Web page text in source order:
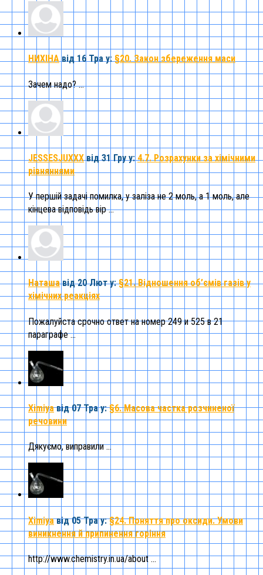
НИХІНА від 16 Трау:§20. Закон збереження маси
Зачем надо? ...
JESSESJUXXX від 31 Груу:4.7. Розрахунки за хімічними
рівняннями
У першій задачі помилка, у заліза не 2 моль, а 1 моль, але
кінцева відповідь вір ...
Наташа від 20 Люту:§21. Відношення об’ємів газів у
хімічних реакціях
Пожалуйста срочно ответ на номер 249 и 525 в 21
параграфе ...
Ximiya від 07 Трау:§6. Масова частка розчиненої
речовини
Дякуємо, виправили ...
Ximiya від 05 Трау:§24. Поняття про оксиди. Умови
виникнення й припинення горіння
http://www.chemistry.in.ua/about ...